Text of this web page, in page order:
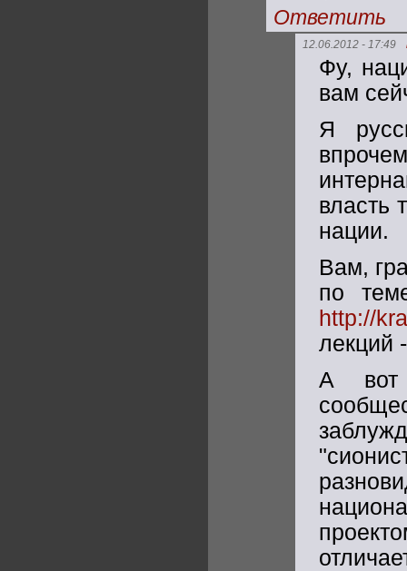
Ответить
12.06.2012 - 17:49
Фу,
вам
Я
власть
нации.
Вам,
по
http://
лекций
А вот